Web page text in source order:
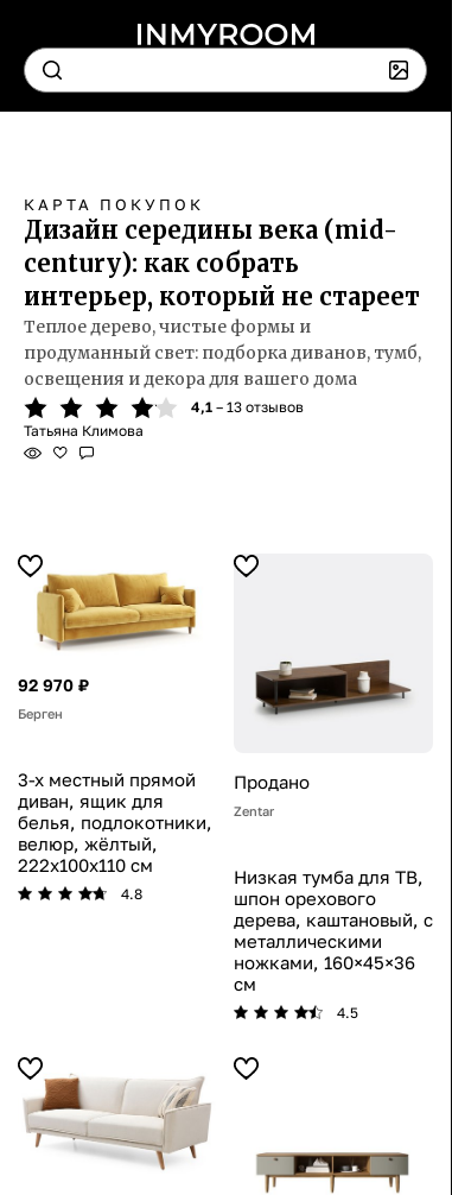
КАРТА ПОКУПОК
Дизайн середины века (mid-
century): как собрать
интерьер, который не стареет
Теплое дерево, чистые формы и
продуманный свет: подборка диванов, тумб,
освещения и декора для вашего дома
4,1 – 13 отзывов
Татьяна Климова
92 970 ₽
Берген
3-х местный прямой
диван, ящик для
белья, подлокотники,
велюр, жёлтый,
222x100x110 см
4.8
Продано
Zentar
Низкая тумба для ТВ,
шпон орехового
дерева, каштановый, с
металлическими
ножками, 160×45×36
см
4.5